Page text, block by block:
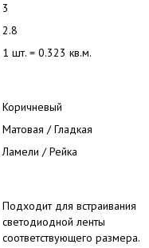
3
2.8
1 шт. = 0.323 кв.м.
Коричневый
Матовая / Гладкая
Ламели / Рейка
Подходит для встраивания
светодиодной ленты
соответствующего размера.